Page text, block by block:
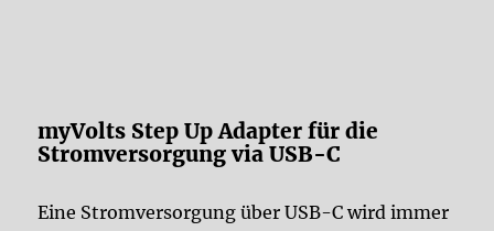
myVolts Step Up Adapter für die
Stromversorgung via USB-C
Eine Stromversorgung über USB-C wird immer